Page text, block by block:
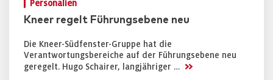
Personalien
Kneer regelt Führungsebene neu
Die Kneer-Südfenster-Gruppe hat die
Verantwortungsbereiche auf der Führungsebene neu
geregelt. Hugo Schairer, langjähriger … >>